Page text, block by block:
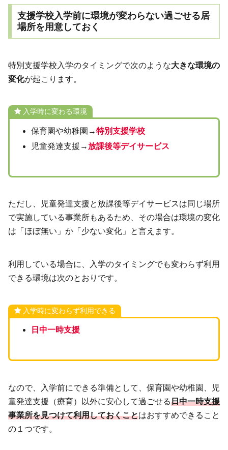
支援学校入学前に環境が変わらない過ごせる居
場所を用意しておく
特別支援学校入学のタイミングで次のような大きな環境の
変化が起こります。
入学時に変わる環境
保育園や幼稚園→特別支援学校
児童発達支援→ 放課後等デイサービス
ただし、児童発達支援と放課後等デイサービスは同じ場所
で実施している事業所もあるため、その場合は環境の変化
は「ほぼ無い」か「少ない変化」と言えます。
利用している場合に、入学のタイミングでも変わらず利用
できる環境は次のとおりです。
入学時に変わらず利用できる
日中一時支援
なので、入学前にできる準備として、保育園や幼稚園、児
童発達支援（療育）以外に安心して過ごせる日中一時支援
事業所を見つけて利用しておくことはおすすめできること
の１つです。